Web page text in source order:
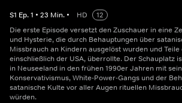
S1 Ep.1 • 23 Min. • HD
12
Die erste Episode versetzt den Zuschauer in eine
und Hysterie, die durch Behauptungen über
Missbrauch an Kindern ausgelöst wurden und Teile
einschließlich der USA, überrollte. Der Schauplatz
in Neuseeland in den frühen 1990er Jahren mit
Konservativismus, White-Power-Gangs und der
satanische Kulte vor aller Augen rituellen
würden.